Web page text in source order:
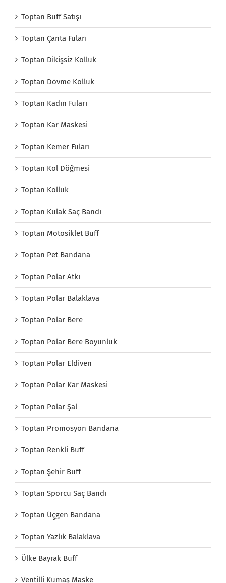
Toptan Buff Satışı
Toptan Çanta Fuları
Toptan Dikişsiz Kolluk
Toptan Dövme Kolluk
Toptan Kadın Fuları
Toptan Kar Maskesi
Toptan Kemer Fuları
Toptan Kol Döğmesi
Toptan Kolluk
Toptan Kulak Saç Bandı
Toptan Motosiklet Buff
Toptan Pet Bandana
Toptan Polar Atkı
Toptan Polar Balaklava
Toptan Polar Bere
Toptan Polar Bere Boyunluk
Toptan Polar Eldiven
Toptan Polar Kar Maskesi
Toptan Polar Şal
Toptan Promosyon Bandana
Toptan Renkli Buff
Toptan Şehir Buff
Toptan Sporcu Saç Bandı
Toptan Üçgen Bandana
Toptan Yazlık Balaklava
Ülke Bayrak Buff
Ventilli Kumaş Maske